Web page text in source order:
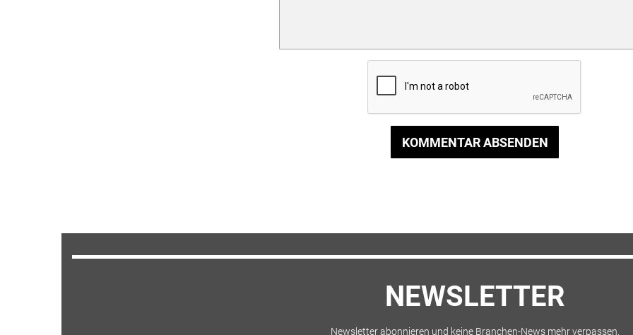
KOMMENTAR ABSENDEN
NEWSLETTER
Newsletter abonnieren und keine Branchen-News mehr verpassen.